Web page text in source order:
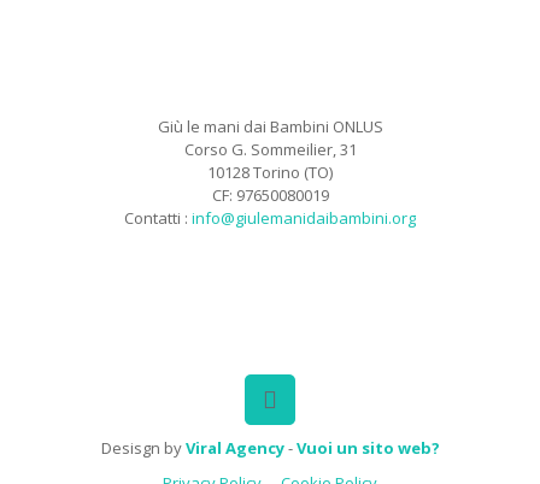
Giù le mani dai Bambini ONLUS
Corso G. Sommeilier, 31
10128 Torino (TO)
CF: 97650080019
Contatti : info@giulemanidaibambini.org
Desisgn byViral Agency-Vuoi un sito web?